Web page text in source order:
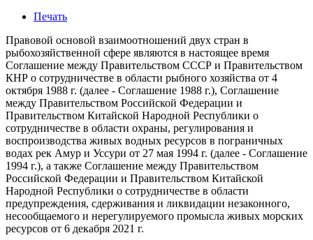
Печать
Правовой основой взаимоотношений двух стран в
рыбохозяйственной сфере являются в настоящее время
Соглашение между Правительством СССР и Правительством
КНР о сотрудничестве в области рыбного хозяйства от 4
октября 1988 г. (далее - Соглашение 1988 г.), Соглашение
между Правительством Российской Федерации и
Правительством Китайской Народной Республики о
сотрудничестве в области охраны, регулирования и
воспроизводства живых водных ресурсов в пограничных
водах рек Амур и Уссури от 27 мая 1994 г. (далее - Соглашение
1994 г.), а также Соглашение между Правительством
Российской Федерации и Правительством Китайской
Народной Республики о сотрудничестве в области
предупреждения, сдерживания и ликвидации незаконного,
несообщаемого и нерегулируемого промысла живых морских
ресурсов от 6 декабря 2021 г.